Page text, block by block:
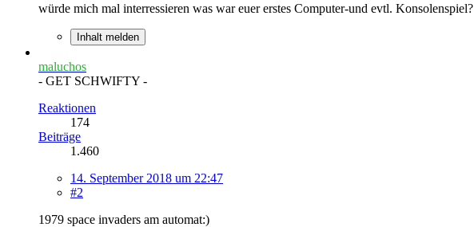
würde mich mal interressieren was war euer erstes Computer-und evtl. Konsolenspiel?
Inhalt melden
maluchos
- GET SCHWIFTY -
Reaktionen
174
Beiträge
1.460
14. September 2018 um 22:47
#2
1979 space invaders am automat:)